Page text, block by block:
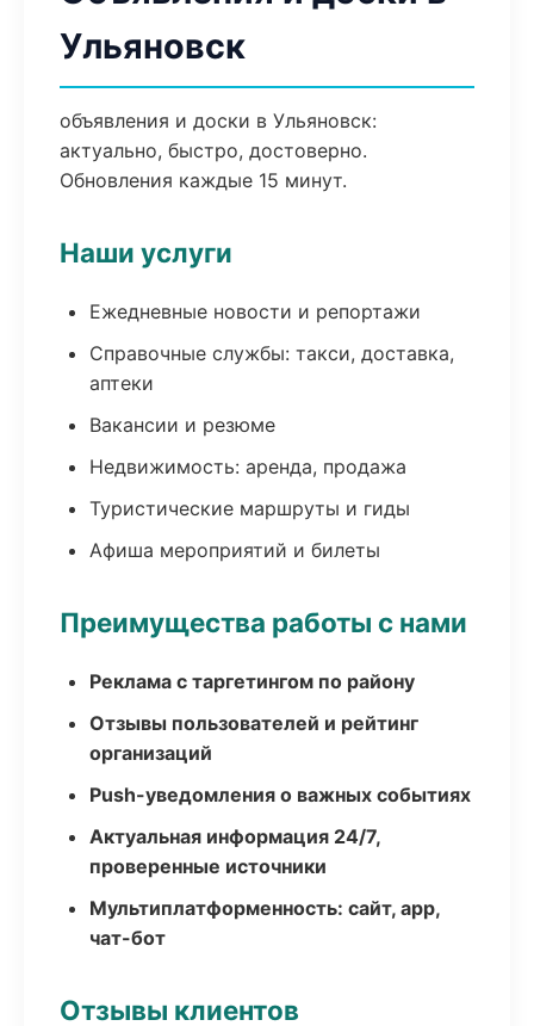
Ульяновск
объявления и доски в Ульяновск:
актуально, быстро, достоверно.
Обновления каждые 15 минут.
Наши услуги
Ежедневные новости и репортажи
Справочные службы: такси, доставка,
аптеки
Вакансии и резюме
Недвижимость: аренда, продажа
Туристические маршруты и гиды
Афиша мероприятий и билеты
Преимущества работы с нами
Реклама с таргетингом по району
Отзывы пользователей и рейтинг
организаций
Push-уведомления о важных событиях
Актуальная информация 24/7,
проверенные источники
Мультиплатформенность: сайт, app,
чат-бот
Отзывы клиентов